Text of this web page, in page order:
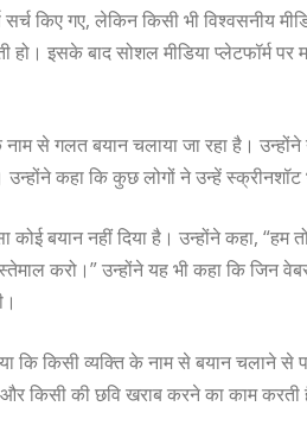
किए गए, लेकिन किसी भी विश्वसनीय
हो। इसके बाद सोशल मीडिया प्लेटफॉर्म
नाम से गलत बयान चलाया जा रहा है।
कहा कि कुछ लोगों ने उन्हें
कोई बयान नहीं दिया है। उन्होंने कहा,
करो।” उन्होंने यह भी कहा कि जिन
कि किसी व्यक्ति के नाम से बयान चलाने
किसी की छवि खराब करने का काम करती